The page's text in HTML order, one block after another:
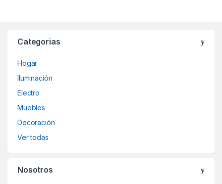
Categorias
Hogar
Iluminación
Electro
Muebles
Decoración
Ver todas
Nosotros